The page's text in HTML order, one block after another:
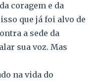
coragem e da
que já foi alvo de
a sede da
sua voz. Mas
na vida do